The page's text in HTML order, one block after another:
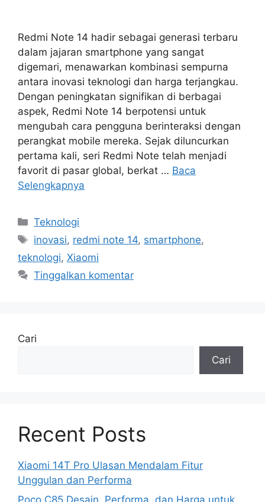
Redmi Note 14 hadir sebagai generasi terbaru
dalam jajaran smartphone yang sangat
digemari, menawarkan kombinasi sempurna
antara inovasi teknologi dan harga terjangkau.
Dengan peningkatan signifikan di berbagai
aspek, Redmi Note 14 berpotensi untuk
mengubah cara pengguna berinteraksi dengan
perangkat mobile mereka. Sejak diluncurkan
pertama kali, seri Redmi Note telah menjadi
favorit di pasar global, berkat … Baca
Selengkapnya
Kategori
Teknologi
Tag
inovasi, redmi note 14, smartphone,
teknologi, Xiaomi
Tinggalkan komentar
Cari
Cari
Recent Posts
Xiaomi 14T Pro Ulasan Mendalam Fitur
Unggulan dan Performa